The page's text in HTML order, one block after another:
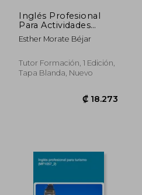
Inglés Profesional
Para Actividades
Comerciales. Mf1002.
Esther Morate Béjar
Tutor Formación, 1 Edición,
Tapa Blanda, Nuevo